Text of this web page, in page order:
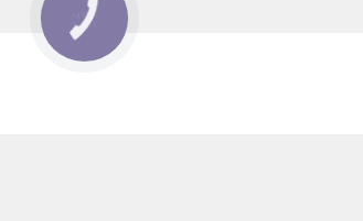
КНОПКА
ЗВ'ЯЗКУ